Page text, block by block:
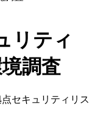
リティ
調査
セキュリティリス